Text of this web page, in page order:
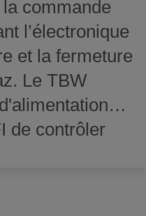
commande
l’électronique
et la fermeture
Le TBW
de contrôler
des gaz sur
afin de
et